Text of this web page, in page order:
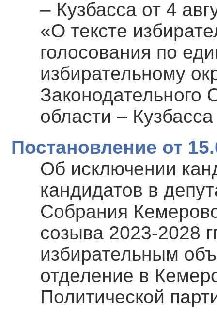
– Кузбасса от 4
«О тексте
голосования по
избирательному
Законодательного
области –
Постановление от
Об исключении
кандидатов в
Собрания
созыва 2023-2028
избирательным
отделение в
Политической